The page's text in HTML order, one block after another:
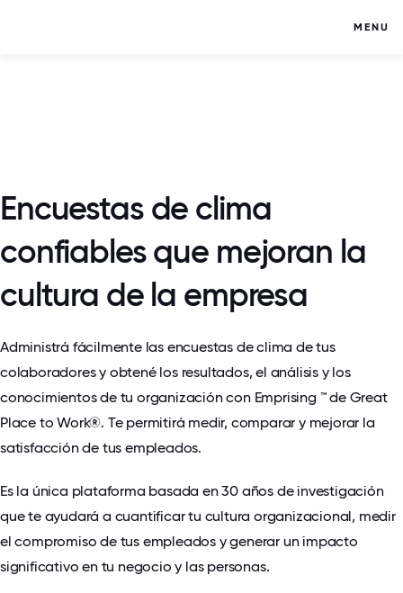
MENU
Encuestas de clima
confiables que mejoran la
cultura de la empresa
Administrá fácilmente las encuestas de clima de tus
colaboradores y obtené los resultados, el análisis y los
conocimientos de tu organización con Emprising ™ de Great
Place to Work®. Te permitirá medir, comparar y mejorar la
satisfacción de tus empleados.
Es la única plataforma basada en 30 años de investigación
que te ayudará a cuantificar tu cultura organizacional, medir
el compromiso de tus empleados y generar un impacto
significativo en tu negocio y las personas.